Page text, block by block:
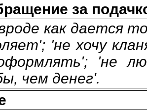
за
как дается
'не хочу
'не
чем денег'.